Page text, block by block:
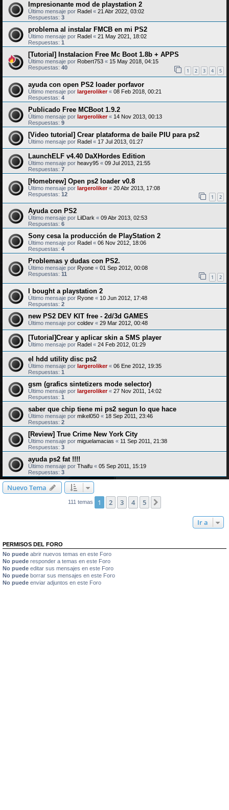
Impresionante mod de playstation 2
Último mensaje por Radel « 21 Abr 2022, 03:02
Respuestas: 3
problema al instalar FMCB en mi PS2
Último mensaje por Radel « 21 May 2021, 18:02
Respuestas: 1
[Tutorial] Instalacion Free Mc Boot 1.8b + APPS
Último mensaje por Robert753 « 15 May 2018, 04:15
Respuestas: 40 1 2 3 4 5
ayuda con open PS2 loader porfavor
Último mensaje por largeroliker« 08 Feb 2018, 00:21
Respuestas: 4
Publicado Free MCBoot 1.9.2
Último mensaje por largeroliker« 14 Nov 2013, 00:13
Respuestas: 9
[Video tutorial] Crear plataforma de baile PIU para ps2
Último mensaje por Radel « 17 Jul 2013, 01:27
LaunchELF v4.40 DaXHordes Edition
Último mensaje por heavy95 « 09 Jul 2013, 21:55
Respuestas: 7
[Homebrew] Open ps2 loader v0.8
Último mensaje por largeroliker« 20 Abr 2013, 17:08
Respuestas: 12 1 2
Ayuda con PS2
Último mensaje por LilDark « 09 Abr 2013, 02:53
Respuestas: 6
Sony cesa la producción de PlayStation 2
Último mensaje por Radel « 06 Nov 2012, 18:06
Respuestas: 4
Problemas y dudas con PS2.
Último mensaje por Ryone « 01 Sep 2012, 00:08
Respuestas: 11 1 2
I bought a playstation 2
Último mensaje por Ryone « 10 Jun 2012, 17:48
Respuestas: 2
new PS2 DEV KIT free - 2d/3d GAMES
Último mensaje por coldev « 29 Mar 2012, 00:48
[Tutorial]Crear y aplicar skin a SMS player
Último mensaje por Radel « 24 Feb 2012, 01:29
el hdd utility disc ps2
Último mensaje por largeroliker« 06 Ene 2012, 19:35
Respuestas: 1
gsm (grafics sintetizers mode selector)
Último mensaje por largeroliker« 27 Nov 2011, 14:02
Respuestas: 1
saber que chip tiene mi ps2 segun lo que hace
Último mensaje por mikel050 « 18 Sep 2011, 23:46
Respuestas: 2
[Review] True Crime New York City
Último mensaje por miguelamacias « 11 Sep 2011, 21:38
Respuestas: 3
ayuda ps2 fat !!!!
Último mensaje por Thaifu « 05 Sep 2011, 15:19
Respuestas: 3
Nuevo Tema
111 temas 1 2 3 4 5
Ir a
PERMISOS DEL FORO
No puede abrir nuevos temas en este Foro
No puede responder a temas en este Foro
No puede editar sus mensajes en este Foro
No puede borrar sus mensajes en este Foro
No puede enviar adjuntos en este Foro